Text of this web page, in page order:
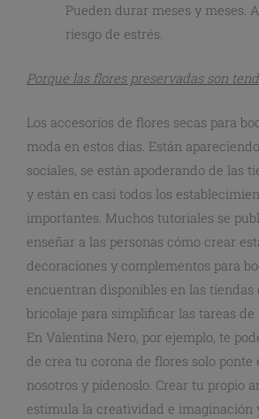
Pueden durar meses y meses.
riesgo de estrés.
Porque las flores preservadas son
Los accesorios de flores secas para
moda en estos días. Están
sociales, se están apoderando de las
y están en casi todos los
importantes. Muchos tutoriales se
enseñar a las personas cómo crear
decoraciones y complementos para
encuentran disponibles en las tiendas
bricolaje para simplificar las tareas de
En Valentina Nero, por ejemplo, te
de crea tu corona de flores solo ponte
nosotros y pídenoslo. Crear tu propio
estimula la creatividad e imaginación